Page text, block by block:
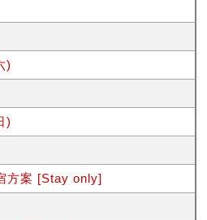
)
)
方案 [Stay only]